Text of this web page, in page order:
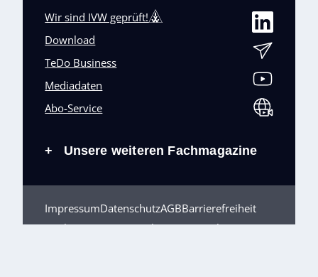
Wir sind IVW geprüft!
Download
TeDo Business
Mediadaten
Abo-Service
+ Unsere weiteren Fachmagazine
ImpressumDatenschutzAGBBarrierefreiheit
Cookies & DatenverarbeitungKontakt